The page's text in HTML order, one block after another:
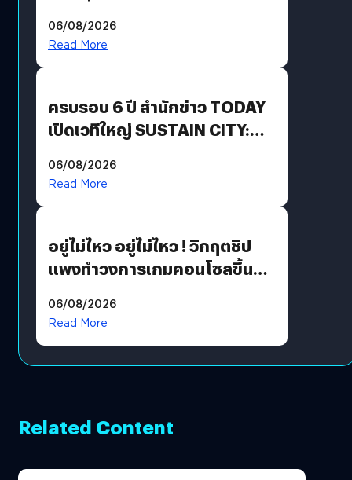
Revenue เร่งเครื่อง New
06/08/2026
Read More
ครบรอบ 6 ปี สำนักข่าว TODAY
เปิดเวทีใหญ่ SUSTAIN CITY:
แนวทางปรับตัวสู่เศรษฐกิจสี
06/08/2026
Read More
อยู่ไม่ไหว อยู่ไม่ไหว ! วิกฤตชิป
แพงทำวงการเกมคอนโซลขึ้น
?
06/08/2026
Read More
Related Content